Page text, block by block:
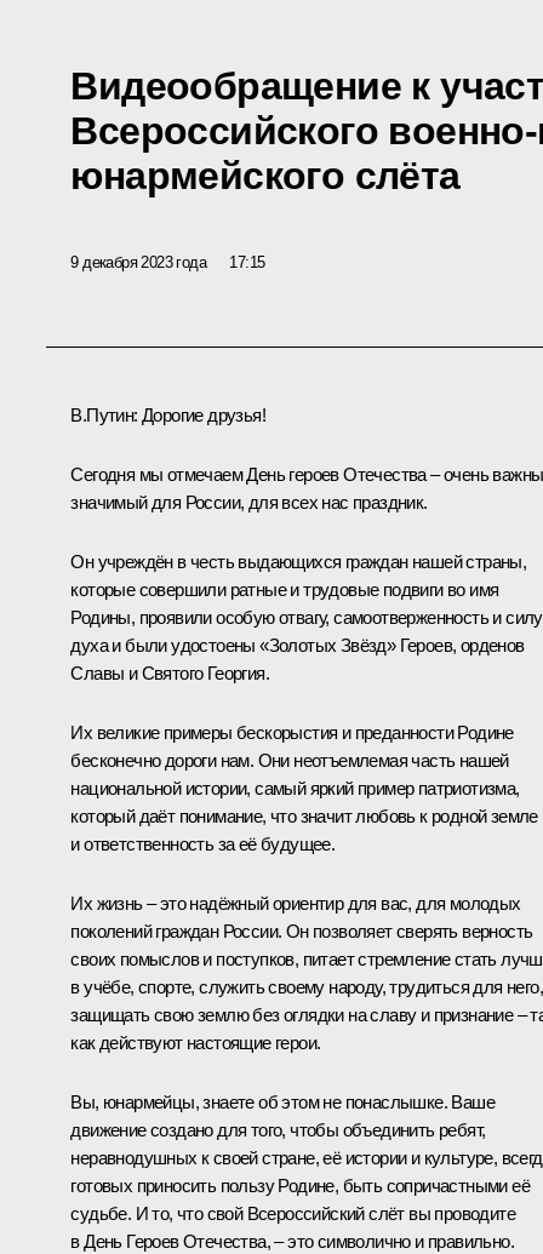
Видеообращение к
Всероссийского
юнармейского слёта
9 декабря 2023 года 17:15
В.Путин: Дорогие друзья!
Сегодня мы отмечаем День героев Отечества – очень
значимый для России, для всех нас праздник.
Он учреждён в честь выдающихся граждан нашей страны,
которые совершили ратные и трудовые подвиги во имя
Родины, проявили особую отвагу, самоотверженность и силу
духа и были удостоены «Золотых Звёзд» Героев, орденов
Славы и Святого Георгия.
Их великие примеры бескорыстия и преданности Родине
бесконечно дороги нам. Они неотъемлемая часть нашей
национальной истории, самый яркий пример патриотизма,
который даёт понимание, что значит любовь к родной земле
и ответственность за её будущее.
Их жизнь – это надёжный ориентир для вас, для молодых
поколений граждан России. Он позволяет сверять верность
своих помыслов и поступков, питает стремление стать
в учёбе, спорте, служить своему народу, трудиться для него,
защищать свою землю без оглядки на славу и признание –
как действуют настоящие герои.
Вы, юнармейцы, знаете об этом не понаслышке. Ваше
движение создано для того, чтобы объединить ребят,
неравнодушных к своей стране, её истории и культуре,
готовых приносить пользу Родине, быть сопричастными её
судьбе. И то, что свой Всероссийский слёт вы проводите
в День Героев Отечества, – это символично и правильно.